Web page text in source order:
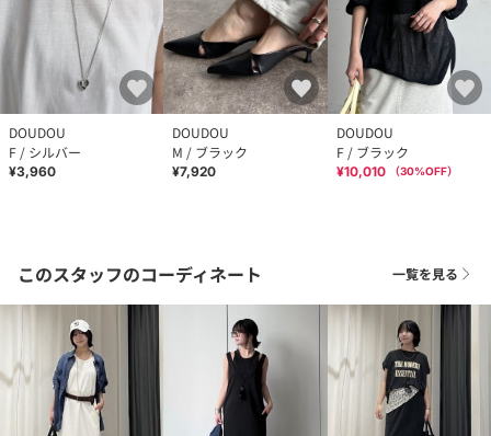
DOUDOU
F / シルバー
¥3,960
DOUDOU
M / ブラック
¥7,920
DOUDOU
F / ブラック
¥10,010 （30%OFF）
このスタッフのコーディネート 一覧を見る